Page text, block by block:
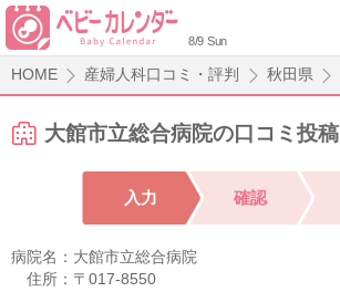
8/9 Sun
HOME 産婦人科口コミ・評判 秋田県
大館市立総合病院の口コミ投稿
入力 確認
病院名： 大館市立総合病院
住所： 〒017-8550